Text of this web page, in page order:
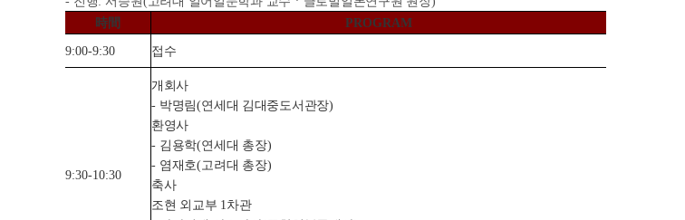
時間
PROGRAM
9:00-9:30 접수
9:30-10:30
개회사
- 박명림(연세대 김대중도서관장)
환영사
- 김용학(연세대 총장)
- 염재호(고려대 총장)
축사
조현 외교부 1차관